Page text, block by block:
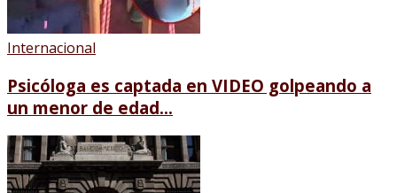
Internacional
Psicóloga es captada en VIDEO golpeando a
un menor de edad...